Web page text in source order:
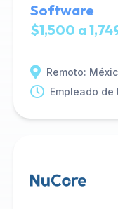
Software
$1,500 a
Remoto:
Empleado